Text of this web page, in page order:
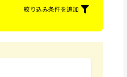
絞り込み条件を追加